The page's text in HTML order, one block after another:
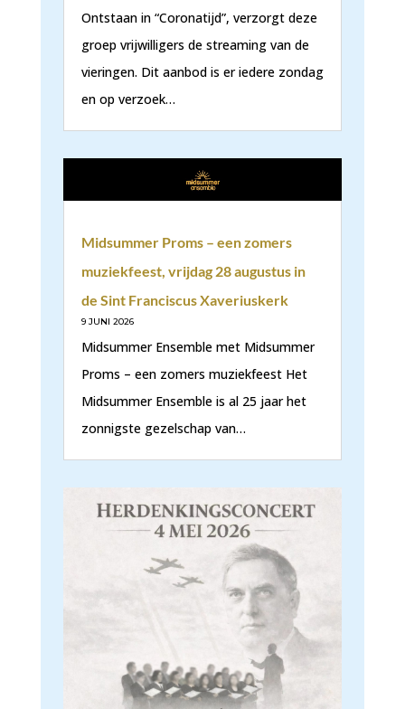
Ontstaan in “Coronatijd”, verzorgt deze
groep vrijwilligers de streaming van de
vieringen. Dit aanbod is er iedere zondag
en op verzoek…
Midsummer Proms – een zomers
muziekfeest, vrijdag 28 augustus in
de Sint Franciscus Xaveriuskerk
9 JUNI 2026
Midsummer Ensemble met Midsummer
Proms – een zomers muziekfeest Het
Midsummer Ensemble is al 25 jaar het
zonnigste gezelschap van…